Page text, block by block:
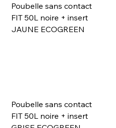
Poubelle sans contact
FIT 50L noire + insert
JAUNE ECOGREEN
Poubelle sans contact
FIT 50L noire + insert